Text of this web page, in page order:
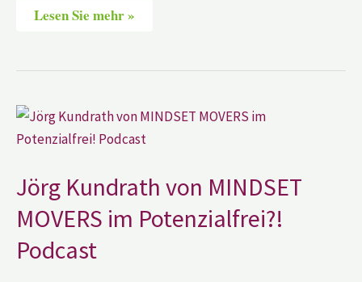
Lesen Sie mehr »
Jörg Kundrath von MINDSET
MOVERS im Potenzialfrei?!
Podcast
Jörg
Kundrath
von
im
Potenzialfrei?!
Podcast